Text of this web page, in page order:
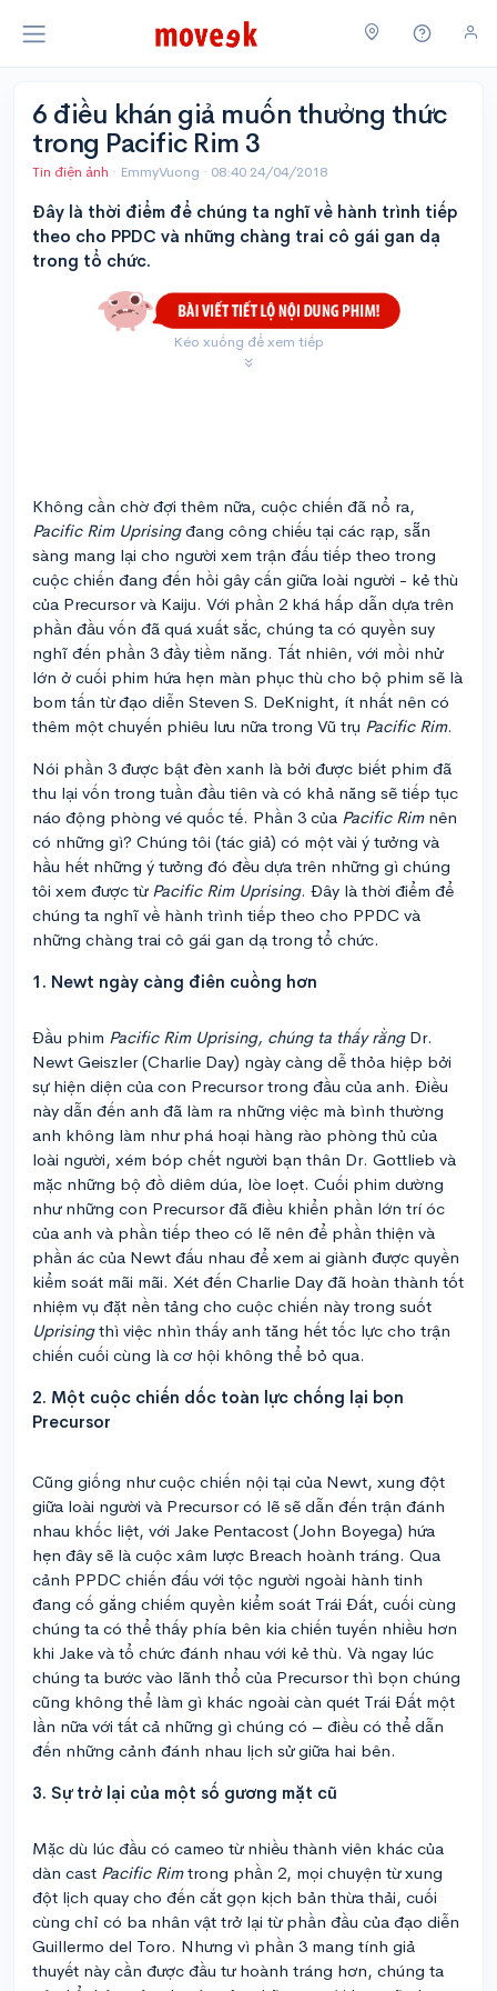
6 điều khán giả muốn thưởng thức
trong Pacific Rim 3
Tin điện ảnh · EmmyVuong · 08:40 24/04/2018
Đây là thời điểm để chúng ta nghĩ về hành trình tiếp
theo cho PPDC và những chàng trai cô gái gan dạ
trong tổ chức.
Kéo xuống để xem tiếp
Không cần chờ đợi thêm nữa, cuộc chiến đã nổ ra,
Pacific Rim Uprisingđang công chiếu tại các rạp, sẵn
sàng mang lại cho người xem trận đấu tiếp theo trong
cuộc chiến đang đến hồi gây cấn giữa loài người - kẻ thù
của Precursor và Kaiju. Với phần 2 khá hấp dẫn dựa trên
phần đầu vốn đã quá xuất sắc, chúng ta có quyền suy
nghĩ đến phần 3 đầy tiềm năng. Tất nhiên, với mồi nhử
lớn ở cuối phim hứa hẹn màn phục thù cho bộ phim sẽ là
bom tấn từ đạo diễn Steven S. DeKnight, ít nhất nên có
thêm một chuyến phiêu lưu nữa trong Vũ trụ Pacific Rim.
Nói phần 3 được bật đèn xanh là bởi được biết phim đã
thu lại vốn trong tuần đầu tiên và có khả năng sẽ tiếp tục
náo động phòng vé quốc tế. Phần 3 của Pacific Rimnên
có những gì? Chúng tôi (tác giả) có một vài ý tưởng và
hầu hết những ý tưởng đó đều dựa trên những gì chúng
tôi xem được từ Pacific Rim Uprising. Đây là thời điểm để
chúng ta nghĩ về hành trình tiếp theo cho PPDC và
những chàng trai cô gái gan dạ trong tổ chức.
1. Newt ngày càng điên cuồng hơn
Đầu phim Pacific Rim Uprising, chúng ta thấy rằng Dr.
Newt Geiszler (Charlie Day) ngày càng dễ thỏa hiệp bởi
sự hiện diện của con Precursor trong đầu của anh. Điều
này dẫn đến anh đã làm ra những việc mà bình thường
anh không làm như phá hoại hàng rào phòng thủ của
loài người, xém bóp chết người bạn thân Dr. Gottlieb và
mặc những bộ đồ diêm dúa, lòe loẹt. Cuối phim dường
như những con Precursor đã điều khiển phần lớn trí óc
của anh và phần tiếp theo có lẽ nên để phần thiện và
phần ác của Newt đấu nhau để xem ai giành được quyền
kiểm soát mãi mãi. Xét đến Charlie Day đã hoàn thành tốt
nhiệm vụ đặt nền tảng cho cuộc chiến này trong suốt
Uprisingthì việc nhìn thấy anh tăng hết tốc lực cho trận
chiến cuối cùng là cơ hội không thể bỏ qua.
2. Một cuộc chiến dốc toàn lực chống lại bọn
Precursor
Cũng giống như cuộc chiến nội tại của Newt, xung đột
giữa loài người và Precursor có lẽ sẽ dẫn đến trận đánh
nhau khốc liệt, với Jake Pentacost (John Boyega) hứa
hẹn đây sẽ là cuộc xâm lược Breach hoành tráng. Qua
cảnh PPDC chiến đấu với tộc người ngoài hành tinh
đang cố gắng chiếm quyền kiểm soát Trái Đất, cuối cùng
chúng ta có thể thấy phía bên kia chiến tuyến nhiều hơn
khi Jake và tổ chức đánh nhau với kẻ thù. Và ngay lúc
chúng ta bước vào lãnh thổ của Precursor thì bọn chúng
cũng không thể làm gì khác ngoài càn quét Trái Đất một
lần nữa với tất cả những gì chúng có – điều có thể dẫn
đến những cảnh đánh nhau lịch sử giữa hai bên.
3. Sự trở lại của một số gương mặt cũ
Mặc dù lúc đầu có cameo từ nhiều thành viên khác của
dàn cast Pacific Rimtrong phần 2, mọi chuyện từ xung
đột lịch quay cho đến cắt gọn kịch bản thừa thải, cuối
cùng chỉ có ba nhân vật trở lại từ phần đầu của đạo diễn
Guillermo del Toro. Nhưng vì phần 3 mang tính giả
thuyết này cần được đầu tư hoành tráng hơn, chúng ta